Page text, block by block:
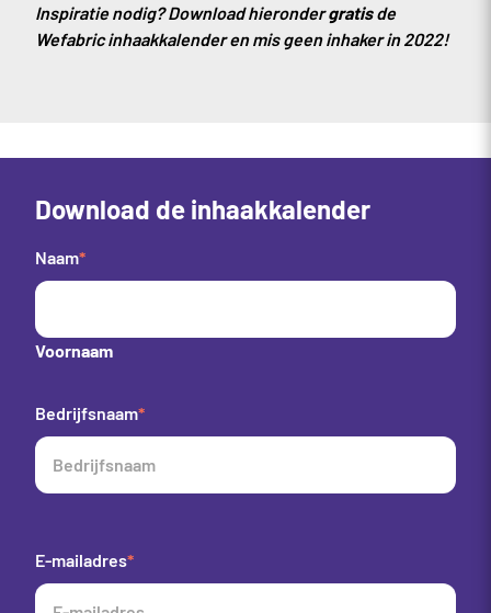
Inspiratie nodig? Download hierondergratisde
Wefabric inhaakkalender en mis geen inhaker in 2022!
Download de inhaakkalender
Naam*
Voornaam
Bedrijfsnaam*
E-mailadres*